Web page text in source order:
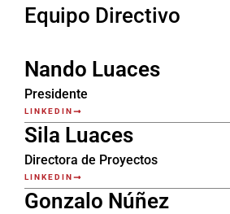
Equipo Directivo
Nando Luaces
Presidente
LINKEDIN
Sila Luaces
Directora de Proyectos
LINKEDIN
Gonzalo Núñez